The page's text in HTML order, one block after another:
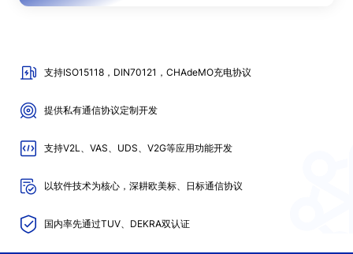
支持ISO15118，DIN70121，CHAdeMO充电协议
提供私有通信协议定制开发
支持V2L、VAS、UDS、V2G等应用功能开发
以软件技术为核心，深耕欧美标、日标通信协议
国内率先通过TUV、DEKRA双认证